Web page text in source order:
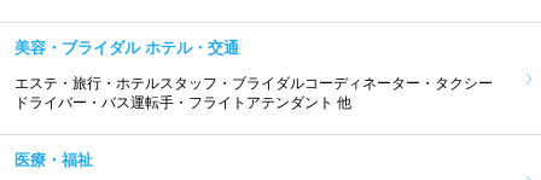
美容・ブライダル ホテル・交通
エステ・旅行・ホテルスタッフ・ブライダルコーディネーター・タクシー
ドライバー・バス運転手・フライトアテンダント 他
医療・福祉